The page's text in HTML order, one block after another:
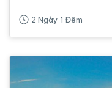
2 Ngày 1 Đêm